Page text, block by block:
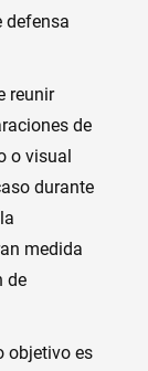
defensa
reunir
de
o visual
durante
medida
de
objetivo es